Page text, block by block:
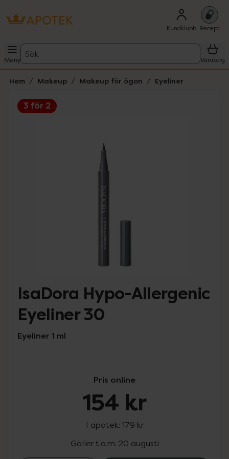
Kundklubb Recept
Meny
Sök
Varukorg
Hem Makeup Makeup för ögon Eyeliner
3 för 2
IsaDora Hypo-Allergenic
Eyeliner 30
Eyeliner 1 ml
Pris online
154 kr
I apotek: 179 kr
Gäller t.o.m. 20 augusti